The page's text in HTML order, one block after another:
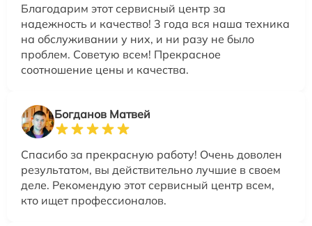
Благодарим этот сервисный центр за
надежность и качество! 3 года вся наша техника
на обслуживании у них, и ни разу не было
проблем. Советую всем! Прекрасное
соотношение цены и качества.
Богданов Матвей
Спасибо за прекрасную работу! Очень доволен
результатом, вы действительно лучшие в своем
деле. Рекомендую этот сервисный центр всем,
кто ищет профессионалов.